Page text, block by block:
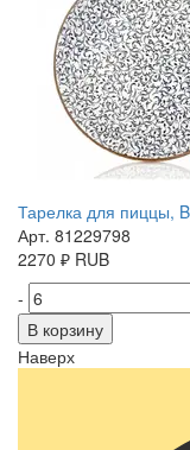
Тарелка для пиццы,
Арт. 81229798
2270 ₽ RUB
-
В корзину
Наверх